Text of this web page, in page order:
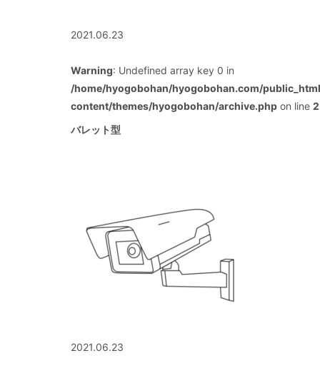
2021.06.23
Warning: Undefined array key 0 in
/home/hyogobohan/hyogobohan.com/
content/themes/hyogobohan/archive.php on line
バレット型
2021.06.23